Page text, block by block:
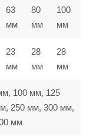
63
мм
80
мм
100
мм
23
мм
28
мм
28
мм
100 мм, 125
250 мм, 300 мм,
мм